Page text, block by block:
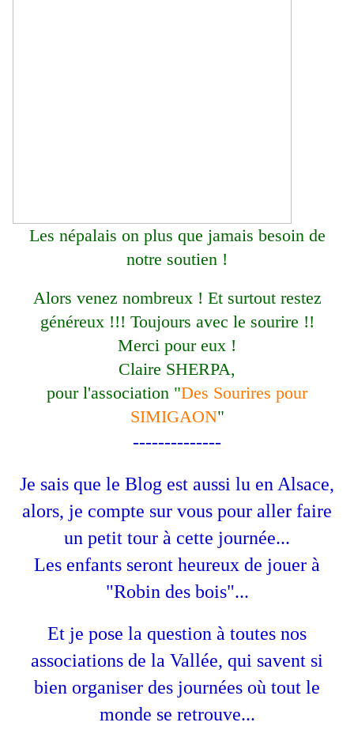
Les népalais on plus que jamais besoin de
notre soutien !
Alors venez nombreux ! Et surtout restez
généreux !!! Toujours avec le sourire !!
Merci pour eux !
Claire SHERPA,
pour l'association "Des Sourires pour
SIMIGAON"
--------------
Je sais que le Blog est aussi lu en Alsace,
alors, je compte sur vous pour aller faire
un petit tour à cette journée...
Les enfants seront heureux de jouer à
"Robin des bois"...
Et je pose la question à toutes nos
associations de la Vallée, qui savent si
bien organiser des journées où tout le
monde se retrouve...